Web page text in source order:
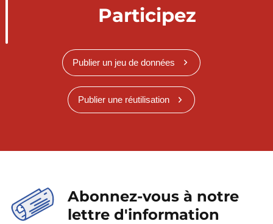
Participez
Publier un jeu de données
Publier une réutilisation
Abonnez-vous à notre
lettre d'information